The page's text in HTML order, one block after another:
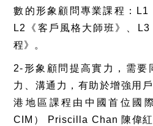
數的形象顧問專業課程：L1
L2《客戶風格大師班》、
程》。
2-形象顧問提高實力，需要
力、溝通力，有助於增強用
港地區課程由中國首位國
CIM） Priscilla Chan 陳偉